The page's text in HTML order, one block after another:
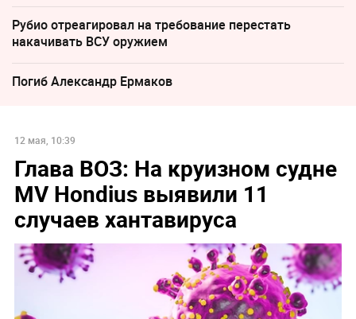
Рубио отреагировал на требование перестать
накачивать ВСУ оружием
Погиб Александр Ермаков
12 мая, 10:39
Глава ВОЗ: На круизном судне
MV Hondius выявили 11
случаев хантавируса